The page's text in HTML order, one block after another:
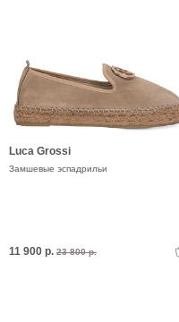
Luca Grossi
Замшевые эспадрильи
11 900 р. 23 800 р.